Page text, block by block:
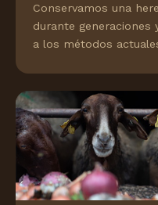
Conservamos una
durante generaciones
a los métodos